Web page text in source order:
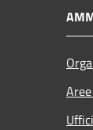
Uffici